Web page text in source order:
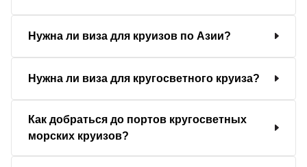
Нужна ли виза для круизов по Азии?
Нужна ли виза для кругосветного круиза?
Как добраться до портов кругосветных
морских круизов?